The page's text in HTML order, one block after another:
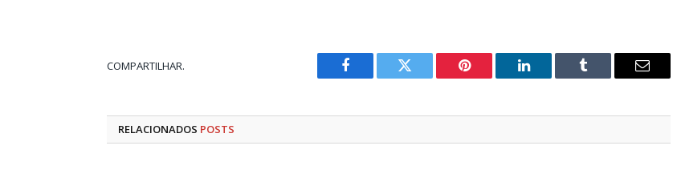
COMPARTILHAR.
Facebook Twitter Pinterest LinkedIn Tumblr
E-
RELACIONADOS POSTS